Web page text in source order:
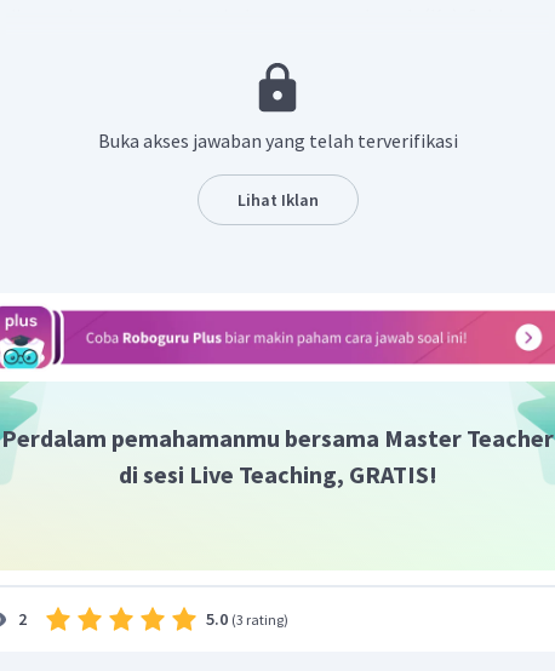
Buka akses jawaban yang telah terverifikasi
Lihat Iklan
Perdalam pemahamanmu bersama Master Teacher
di sesi Live Teaching, GRATIS!
2 5.0 (3 rating)